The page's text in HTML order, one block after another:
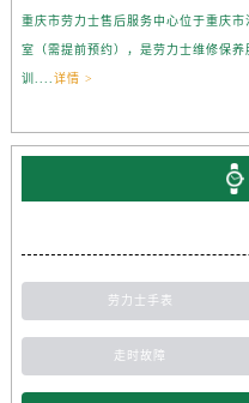
重庆市劳力士售后服务中心位于重庆
室（需提前预约），是劳力士维修保
训.... 详情 >
劳力士手表
走时故障